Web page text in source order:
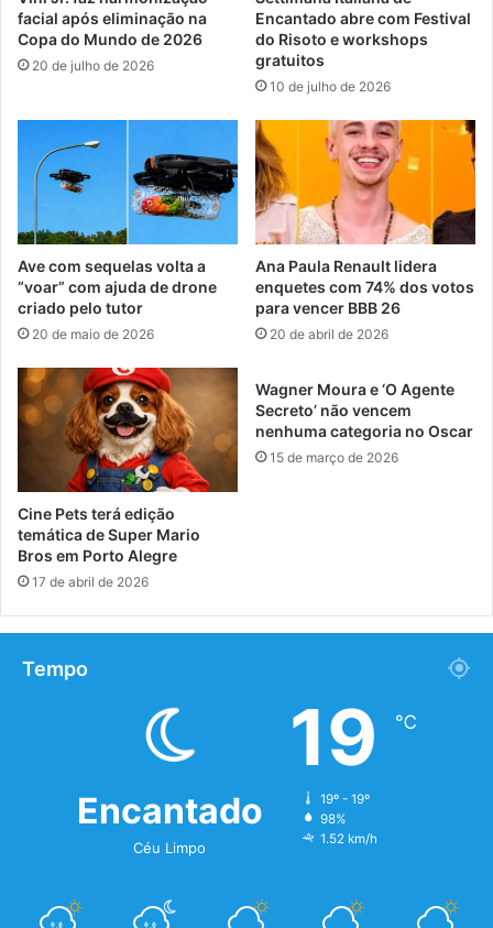
facial após eliminação na
Copa do Mundo de 2026
20 de julho de 2026
Encantado abre com Festival
do Risoto e workshops
gratuitos
10 de julho de 2026
Ave com sequelas volta a
“voar” com ajuda de drone
criado pelo tutor
20 de maio de 2026
Ana Paula Renault lidera
enquetes com 74% dos votos
para vencer BBB 26
20 de abril de 2026
Cine Pets terá edição
temática de Super Mario
Bros em Porto Alegre
17 de abril de 2026
Wagner Moura e ‘O Agente
Secreto’ não vencem
nenhuma categoria no Oscar
15 de março de 2026
Tempo
Encantado
Céu Limpo
19 ℃
19º - 19º
98%
1.52 km/h